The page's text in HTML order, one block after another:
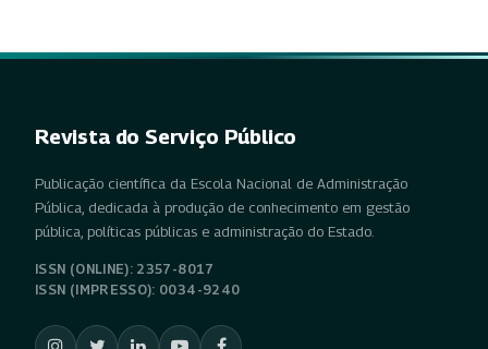
Revista do Serviço Público
Publicação científica da Escola Nacional de Administração
Pública, dedicada à produção de conhecimento em gestão
pública, políticas públicas e administração do Estado.
ISSN (ONLINE): 2357-8017
ISSN (IMPRESSO): 0034-9240